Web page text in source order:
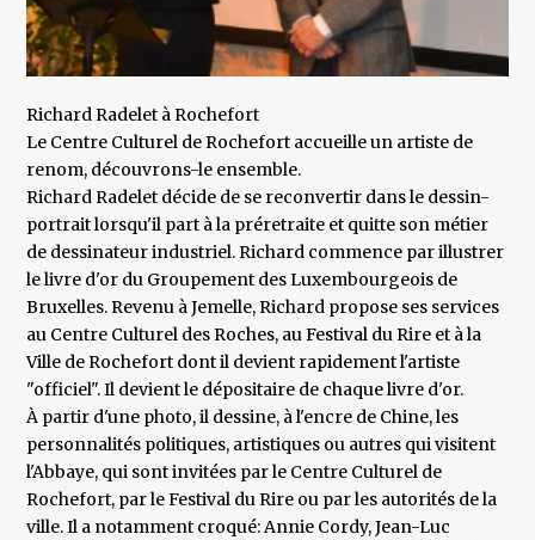
Richard Radelet à Rochefort
Le Centre Culturel de Rochefort accueille un artiste de
renom, découvrons-le ensemble.
Richard Radelet décide de se reconvertir dans le dessin-
portrait lorsqu'il part à la préretraite et quitte son métier
de dessinateur industriel. Richard commence par illustrer
le livre d'or du Groupement des Luxembourgeois de
Bruxelles. Revenu à Jemelle, Richard propose ses services
au Centre Culturel des Roches, au Festival du Rire et à la
Ville de Rochefort dont il devient rapidement l'artiste
"officiel". Il devient le dépositaire de chaque livre d'or.
À partir d'une photo, il dessine, à l'encre de Chine, les
personnalités politiques, artistiques ou autres qui visitent
l'Abbaye, qui sont invitées par le Centre Culturel de
Rochefort, par le Festival du Rire ou par les autorités de la
ville. Il a notamment croqué: Annie Cordy, Jean-Luc